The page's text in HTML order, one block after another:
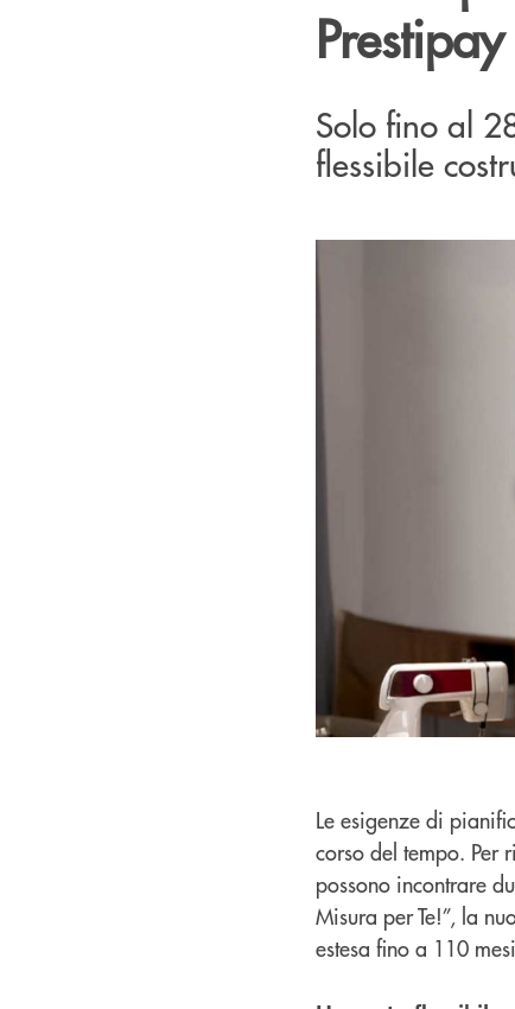
Prestipay
Solo fino al
flessibile
Le esigenze di
corso del tempo. Per
possono incontrare
Misura per Te!”, la
estesa fino a 110